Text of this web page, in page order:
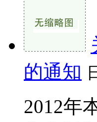
的通知
2012年